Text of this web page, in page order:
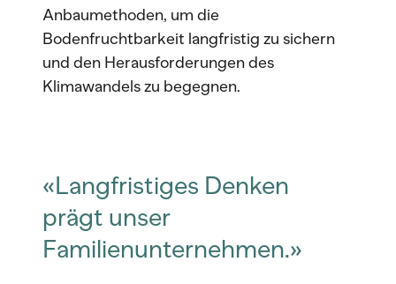
Anbaumethoden, um die
Bodenfruchtbarkeit langfristig zu sichern
und den Herausforderungen des
Klimawandels zu begegnen.
«Langfristiges Denken
prägt unser
Familienunternehmen.»